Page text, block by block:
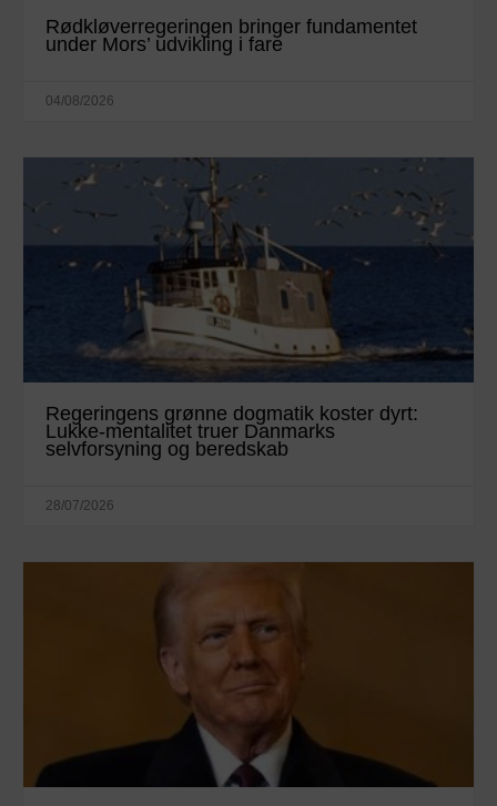
Rødkløverregeringen bringer fundamentet
under Mors’ udvikling i fare
04/08/2026
Regeringens grønne dogmatik koster dyrt:
Lukke-mentalitet truer Danmarks
selvforsyning og beredskab
28/07/2026